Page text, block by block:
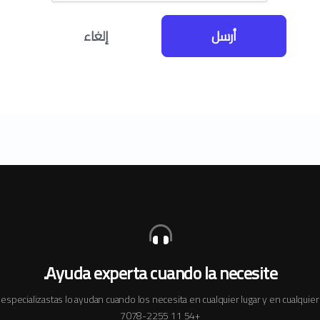
أرسل إلغاء
Ayuda experta cuando la necesite.
lo ayudan cuando los necesita en cualquier lugar y en
+54 11 7078-2255